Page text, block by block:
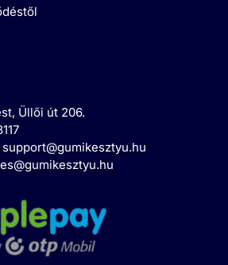
Üllői út 206.
support@gumikesztyu.hu